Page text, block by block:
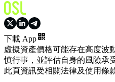
下載 App
虛擬資產價格可能存在高度波
慎行事，並評估自身的風險承
此頁資訊受相關法律及使用條